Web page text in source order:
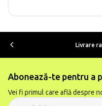
Livrare
Abonează-te pentru a
Vei fi primul care află despre